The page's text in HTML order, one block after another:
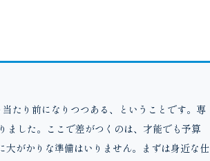
たり前になりつつある、ということです。専
ました。ここで差がつくのは、才能でも予算
がかりな準備はいりません。まずは身近な仕